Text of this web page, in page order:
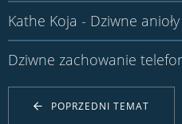
Kathe Koja - Dziwne
Dziwne zachowanie
POPRZEDNI TEMAT